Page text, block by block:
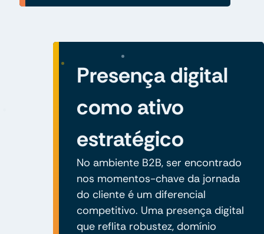
Presença digital
como ativo
estratégico
No ambiente B2B, ser encontrado
nos momentos-chave da jornada
do cliente é um diferencial
competitivo. Uma presença digital
que reflita robustez, domínio